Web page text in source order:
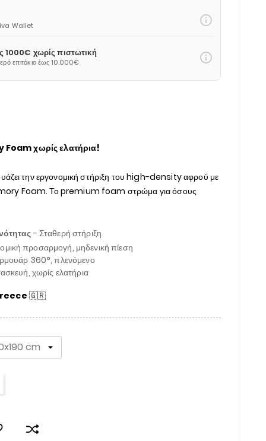
Wallet info_outline
1000€ χωρίς πιστωτική
επιτόκιο έως 10.000€ info_outline
χωρίς ελατήρια!
την εργονομική στήριξη του high-density αφρού με
Foam. Το premium foam στρώμα για όσους
- Σταθερή στήριξη
προσαρμογή, μηδενική πίεση
360°, πλενόμενο
χωρίς ελατήρια
🇬🇷